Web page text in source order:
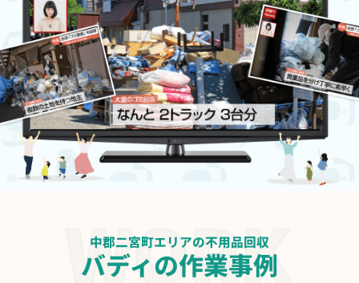
中郡二宮町エリアの不用品回収
バディの作業事例